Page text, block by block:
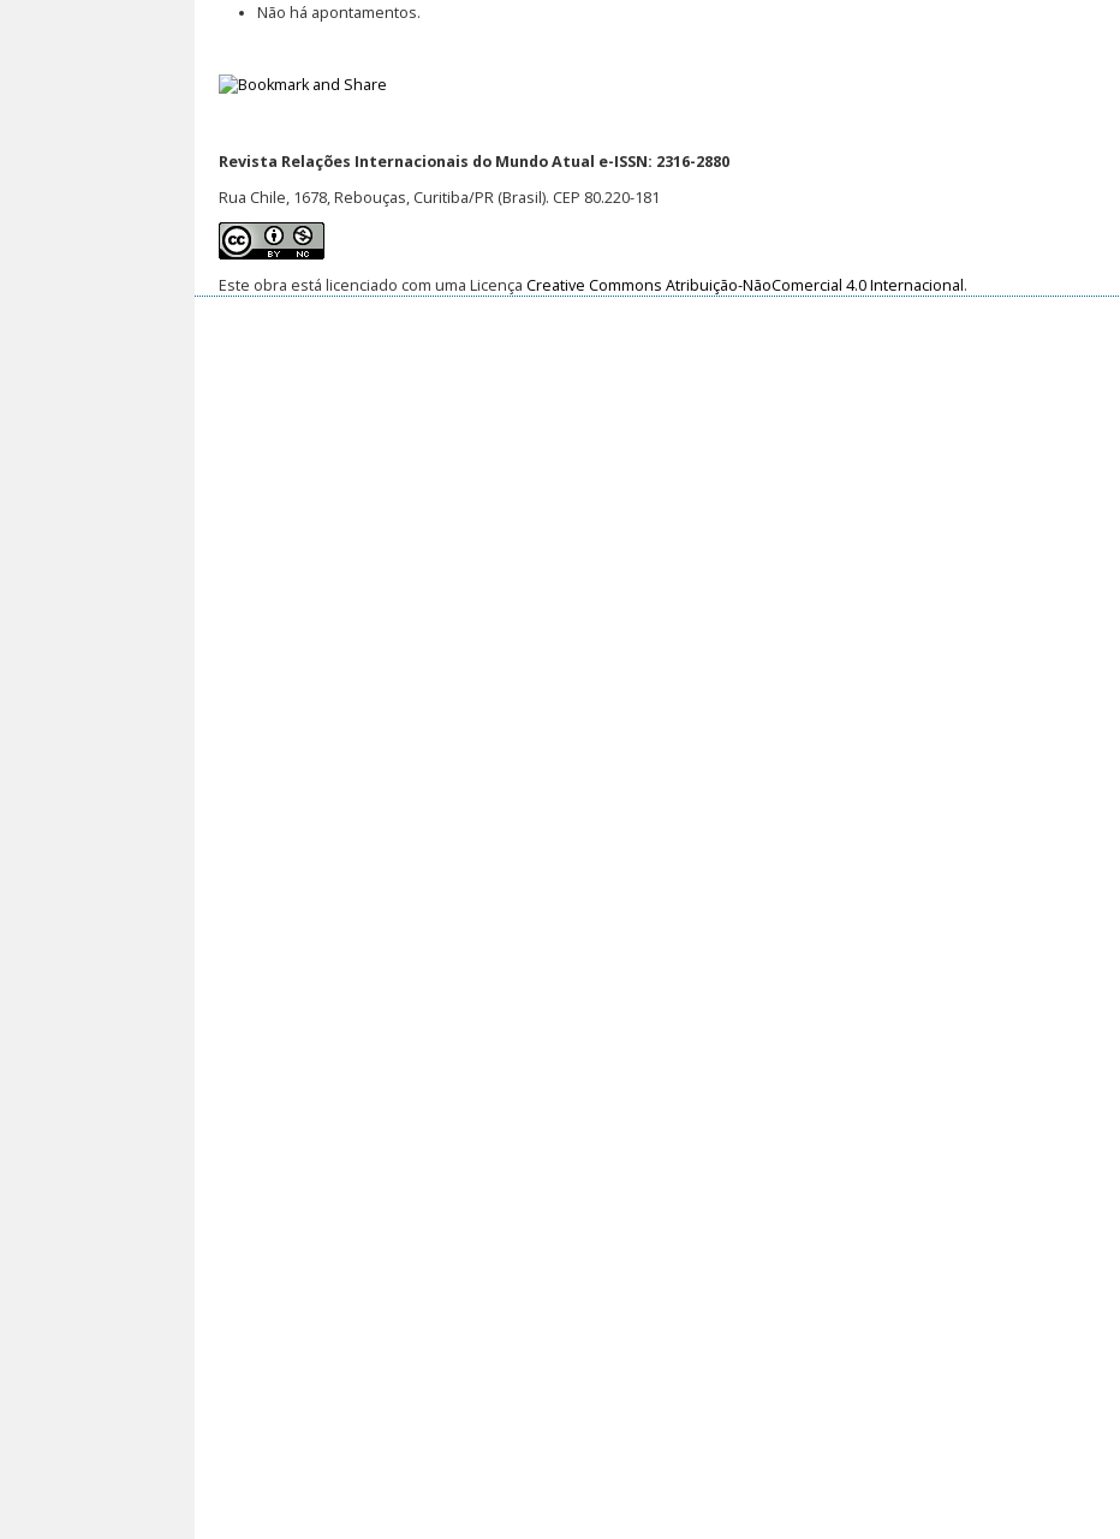
Não há apontamentos.
Revista Relações Internacionais do Mundo Atual e-ISSN: 2316-2880
Rua Chile, 1678, Rebouças, Curitiba/PR (Brasil). CEP 80.220-181
Este obra está licenciado com uma Licença Creative Commons Atribuição-NãoComercial 4.0 Internacional.